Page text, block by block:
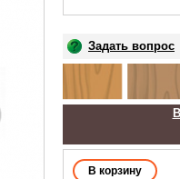
Задать вопрос